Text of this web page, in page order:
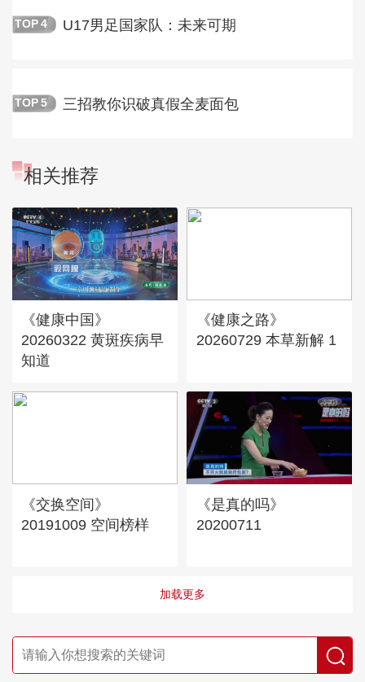
TOP 4 U17男足国家队：未来可期
TOP 5 三招教你识破真假全麦面包
相关推荐
《健康中国》
20260322 黄斑疾病早
知道
《健康之路》
20260729 本草新解 1
《交换空间》
20191009 空间榜样
《是真的吗》
20200711
加载更多